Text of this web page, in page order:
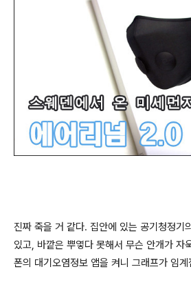
진짜 죽을 거 같다. 집안에 있는 공기청정기
있고, 바깥은 뿌옇다 못해서 무슨 안개가 자
폰의 대기오염정보 앱을 켜니 그래프가 임